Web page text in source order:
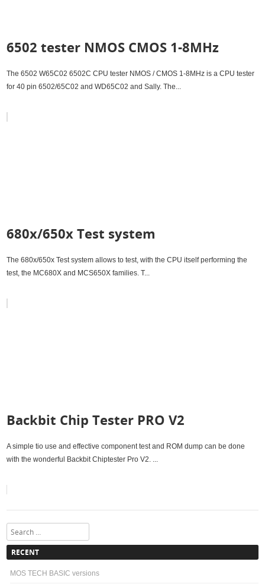
6502 tester NMOS CMOS 1-8MHz
The 6502 W65C02 6502C CPU tester NMOS / CMOS 1-8MHz is a CPU tester
for 40 pin 6502/65C02 and WD65C02 and Sally. The...
680x/650x Test system
The 680x/650x Test system allows to test, with the CPU itself performing the
test, the MC680X and MCS650X families. T...
Backbit Chip Tester PRO V2
A simple tio use and effective component test and ROM dump can be done
with the wonderful Backbit Chiptester Pro V2. ...
Search
RECENT
MOS TECH BASIC versions